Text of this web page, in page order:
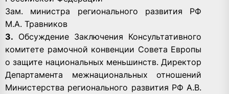
Зам. министра регионального развития РФ
М.А. Травников
3. Обсуждение Заключения Консультативного
комитете рамочной конвенции Совета Европы
о защите национальных меньшинств. Директор
Департамента межнациональных отношений
Министерства регионального развития РФ А.В.